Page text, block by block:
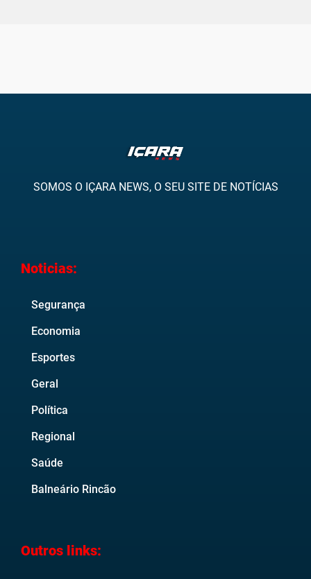
SOMOS O IÇARA NEWS, O SEU SITE DE NOTÍCIAS
Noticias:
Segurança
Economia
Esportes
Geral
Política
Regional
Saúde
Balneário Rincão
Outros links: